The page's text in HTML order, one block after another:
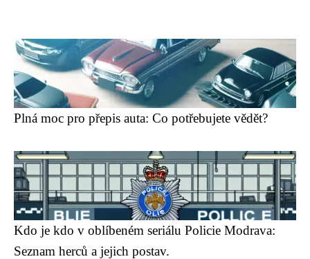
Plná moc pro přepis auta: Co potřebujete vědět?
Kdo je kdo v oblíbeném seriálu Policie Modrava:
Seznam herců a jejich postav.